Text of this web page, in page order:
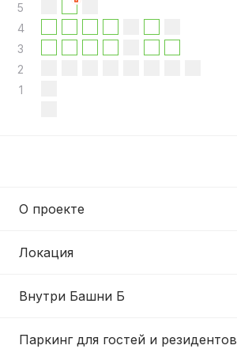
5
4
3
2
1
О проекте
Локация
Внутри Башни Б
Паркинг для гостей и резидентов